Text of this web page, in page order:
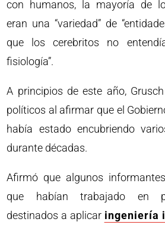
con humanos, la mayoría de
eran una “variedad” de
que los cerebritos no
fisiología”.
A principios de este año,
políticos al afirmar que el
había estado encubriendo
durante décadas.
Afirmó que algunos
que habían trabajado en
destinados a aplicar ingeniería